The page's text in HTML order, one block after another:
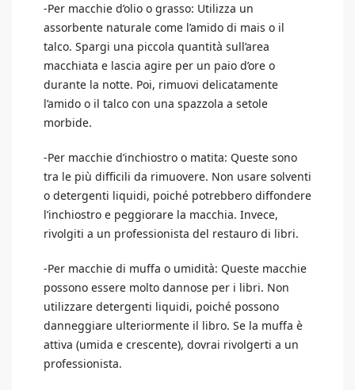
-Per macchie d’olio o grasso: Utilizza un
assorbente naturale come l’amido di mais o il
talco. Spargi una piccola quantità sull’area
macchiata e lascia agire per un paio d’ore o
durante la notte. Poi, rimuovi delicatamente
l’amido o il talco con una spazzola a setole
morbide.
-Per macchie d’inchiostro o matita: Queste sono
tra le più difficili da rimuovere. Non usare solventi
o detergenti liquidi, poiché potrebbero diffondere
l’inchiostro e peggiorare la macchia. Invece,
rivolgiti a un professionista del restauro di libri.
-Per macchie di muffa o umidità: Queste macchie
possono essere molto dannose per i libri. Non
utilizzare detergenti liquidi, poiché possono
danneggiare ulteriormente il libro. Se la muffa è
attiva (umida e crescente), dovrai rivolgerti a un
professionista.